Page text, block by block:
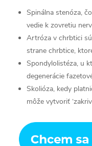
Spinálna stenóza,
vedie k zovretiu
Artróza v chrbtici
strane chrbtice,
Spondylolistéza, u
degenerácie
Skolióza, kedy
môže vytvoriť